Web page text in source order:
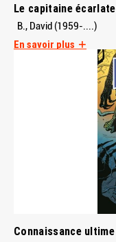
Le capitaine écarlate
B., David (1959-....)
En savoir plus
Connaissance ultime